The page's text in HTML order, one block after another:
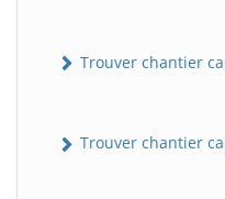
Trouver chantier
Trouver chantier